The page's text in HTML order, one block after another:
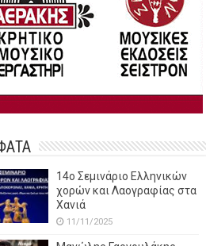
14o Σεμινάριο Ελληνικών
χορών και Λαογραφίας στα
Χανιά
11/11/2025